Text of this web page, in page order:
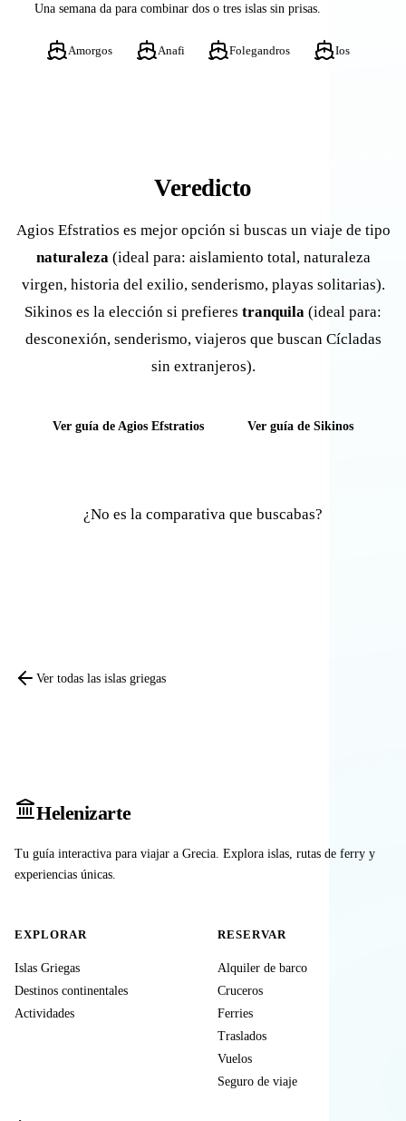
Una semana da para combinar dos o tres islas sin prisas.
Amorgos Anafi Folegandros Ios
Veredicto
Agios Efstratios es mejor opción si buscas un viaje de tipo
naturaleza(ideal para: aislamiento total, naturaleza
virgen, historia del exilio, senderismo, playas solitarias).
Sikinos es la elección si prefieres tranquila (ideal para:
desconexión, senderismo, viajeros que buscan Cícladas
sin extranjeros).
Ver guía de Agios Efstratios Ver guía de Sikinos
¿No es la comparativa que buscabas?
Ver todas las islas griegas
Helenizarte
Tu guía interactiva para viajar a Grecia. Explora islas, rutas de ferry y
experiencias únicas.
EXPLORAR
Islas Griegas
Destinos continentales
Actividades
RESERVAR
Alquiler de barco
Cruceros
Ferries
Traslados
Vuelos
Seguro de viaje